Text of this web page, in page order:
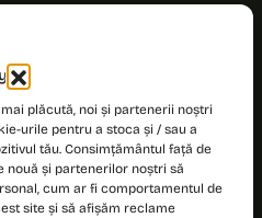
plăcută, noi și partenerii noștri
urile pentru a stoca și / sau a
tău. Consimțământul față de
nouă și partenerilor noștri să
cum ar fi comportamentul de
site și să afișăm reclame
reserved.